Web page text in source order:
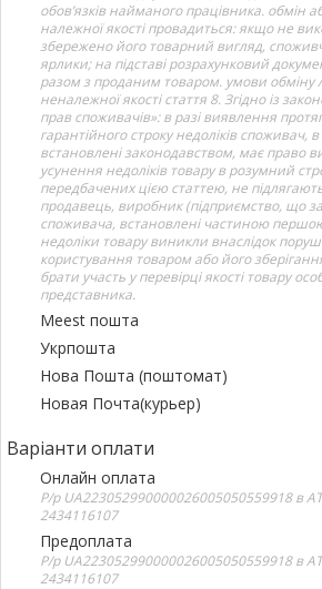
обов’язків найманого працівника. обмін
належної якості провадиться: якщо не
збережено його товарний вигляд,
ярлики; на підставі розрахунковий
разом з проданим товаром. умови обміну
неналежної якості стаття 8. Згідно із
прав споживачів»: в разі виявлення
гарантійного строку недоліків споживач,
встановлені законодавством, має право
усунення недоліків товару в розумний
передбачених цією статтею, не
продавець, виробник (підприємство, що
споживача, встановлені частиною першою
недоліки товару виникли внаслідок
користування товаром або його
брати участь у перевірці якості товару
представника.
Meest пошта
Укрпошта
Нова Пошта (поштомат)
Новая Почта(курьер)
Варіанти оплати
Онлайн оплата
Р/р UA223052990000026005050559918 в
2434116107
Предоплата
Р/р UA223052990000026005050559918 в
2434116107